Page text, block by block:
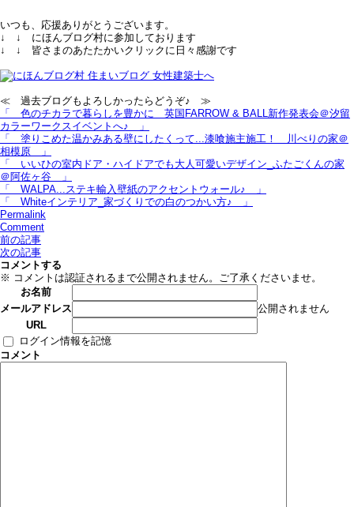
いつも、応援ありがとうございます。
↓ ↓ にほんブログ村に参加しております
↓ ↓ 皆さまのあたたかいクリックに日々感謝です
≪ 過去ブログもよろしかったらどうぞ♪ ≫
「 色のチカラで暮らしを豊かに＿英国FARROW & BALL新作発表会＠汐留
カラーワークスイベントへ♪ 」
「 塗りこめた温かみある壁にしたくって...漆喰施主施工！＿川べりの家＠
相模原 」
「 いいひの室内ドア・ハイドアでも大人可愛いデザイン_ふたごくんの家
＠阿佐ヶ谷 」
「 WALPA...ステキ輸入壁紙のアクセントウォール♪ 」
「 Whiteインテリア_家づくりでの白のつかい方♪ 」
Permalink
Comment
前の記事
次の記事
コメントする
※ コメントは認証されるまで公開されません。ご了承くださいませ。
お名前
メールアドレス
公開されません
URL
ログイン情報を記憶
コメント